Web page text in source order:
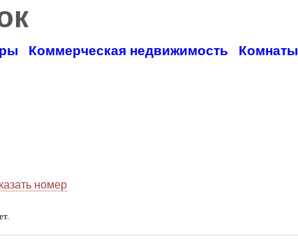
Коммерческая недвижимость Комнаты
номер